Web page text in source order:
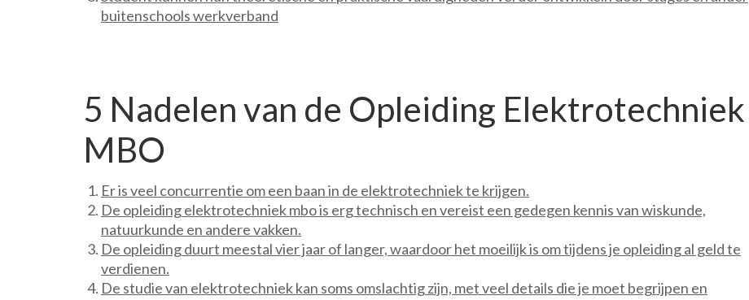
buitenschools werkverband
5 Nadelen van de Opleiding Elektrotechniek
MBO
Er is veel concurrentie om een baan in de elektrotechniek te krijgen.
De opleiding elektrotechniek mbo is erg technisch en vereist een gedegen kennis van wiskunde,
natuurkunde en andere vakken.
De opleiding duurt meestal vier jaar of langer, waardoor het moeilijk is om tijdens je opleiding al geld te
verdienen.
De studie van elektrotechniek kan soms omslachtig zijn, met veel details die je moet begrijpen en